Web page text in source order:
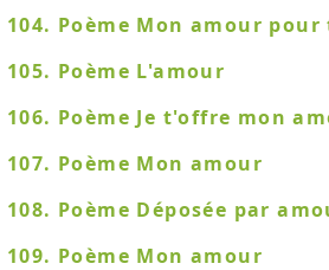
104. Poème Mon amour pour
105. Poème L'amour
106. Poème Je t'offre mon
107. Poème Mon amour
108. Poème Déposée par
109. Poème Mon amour